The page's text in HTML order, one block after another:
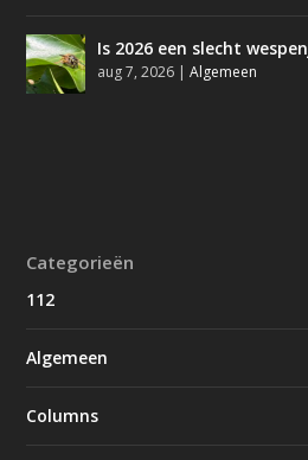
Is 2026 een slecht
aug 7, 2026 |Algemeen
Categorieën
112
Algemeen
Columns